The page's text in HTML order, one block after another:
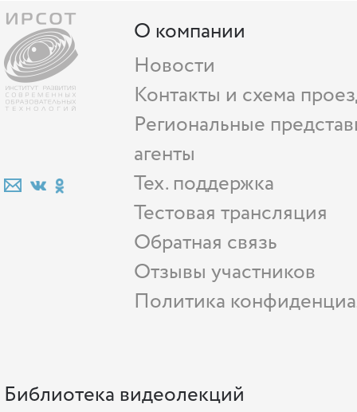
О компании
Новости
Контакты и схема
Региональные
агенты
Тех. поддержка
Тестовая трансляция
Обратная связь
Отзывы участников
Политика
Библиотека видеолекций